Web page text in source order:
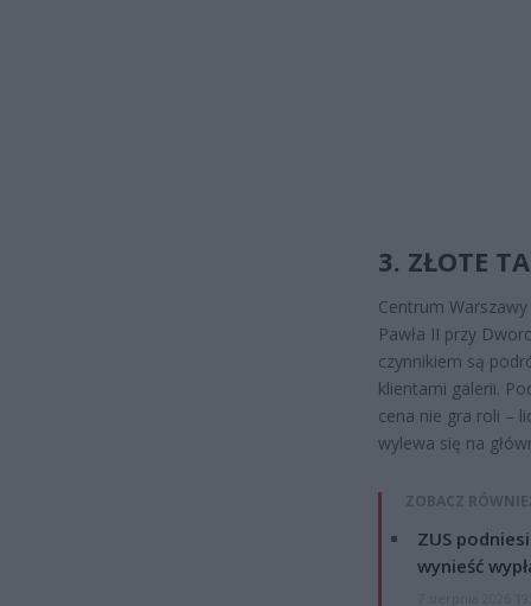
3. ZŁOTE
Centrum
Pawła II przy
czynnikiem są
klientami galerii.
cena nie gra roli –
wylewa się na
ZOBACZ
ZUS
wynieść